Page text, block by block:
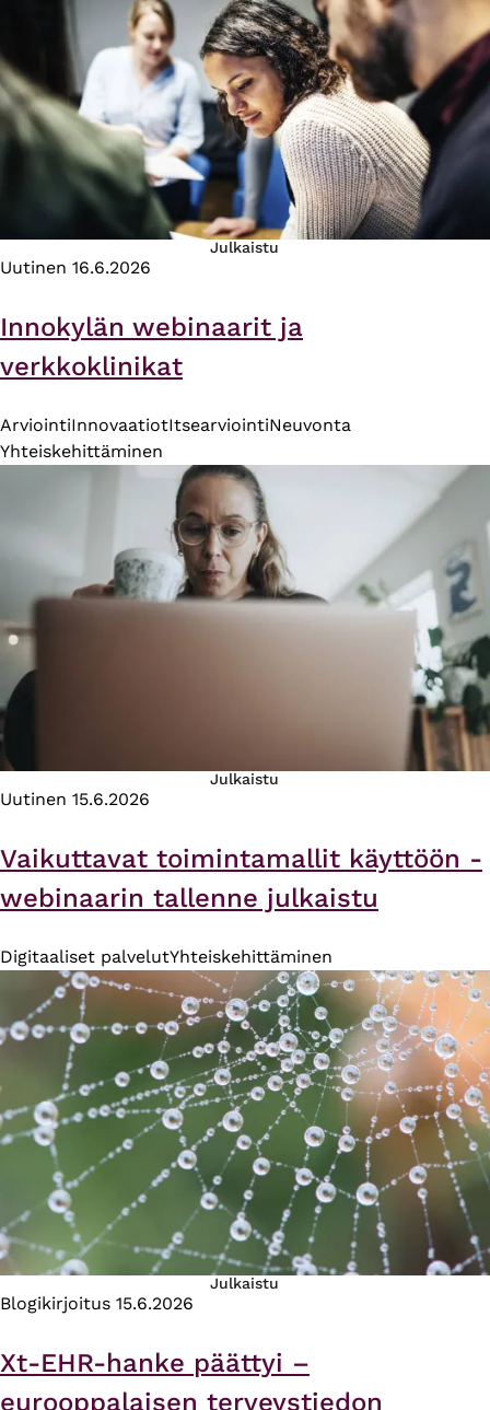
Julkaistu
Uutinen 16.6.2026
Innokylän webinaarit ja
verkkoklinikat
ArviointiInnovaatiotItsearviointiNeuvonta
Yhteiskehittäminen
Julkaistu
Uutinen 15.6.2026
Vaikuttavat toimintamallit käyttöön -
webinaarin tallenne julkaistu
Digitaaliset palvelutYhteiskehittäminen
Julkaistu
Blogikirjoitus 15.6.2026
Xt-EHR-hanke päättyi –
eurooppalaisen terveystiedon